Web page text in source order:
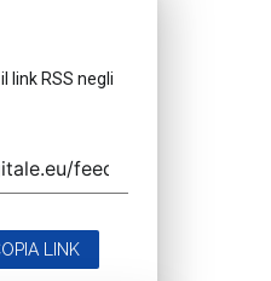
link RSS negli
LINK